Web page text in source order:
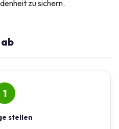
zu sichern.
1
stellen